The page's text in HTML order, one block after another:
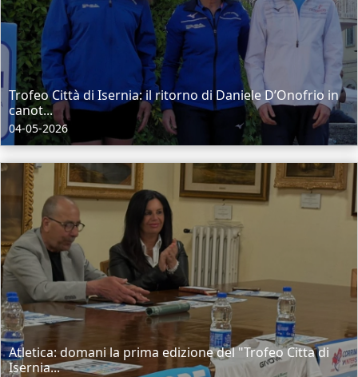
Trofeo Città di Isernia: il ritorno di Daniele D’Onofrio in
canot...
04-05-2026
Atletica: domani la prima edizione del "Trofeo Citta di
Isernia...